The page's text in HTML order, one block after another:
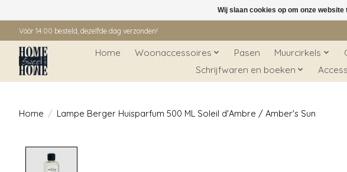
Vóór 14:00 besteld, dezelfde dag verzonden!
Home Woonaccessoires Pasen Muurcirkels
Schrijfwaren en boeken
Home / Lampe Berger Huisparfum 500 ML Soleil d'Ambre / Amber's Sun
Wij slaan cookies op om onze